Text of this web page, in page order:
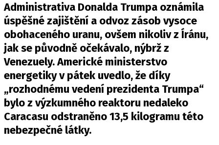
Administrativa Donalda Trumpa oznámila
úspěšné zajištění a odvoz zásob vysoce
obohaceného uranu, ovšem nikoliv z Íránu,
jak se původně očekávalo, nýbrž z
Venezuely. Americké ministerstvo
energetiky v pátek uvedlo, že díky
„rozhodnému vedení prezidenta Trumpa“
bylo z výzkumného reaktoru nedaleko
Caracasu odstraněno 13,5 kilogramu této
nebezpečné látky.